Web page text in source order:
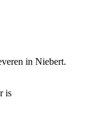
in Niebert.
is